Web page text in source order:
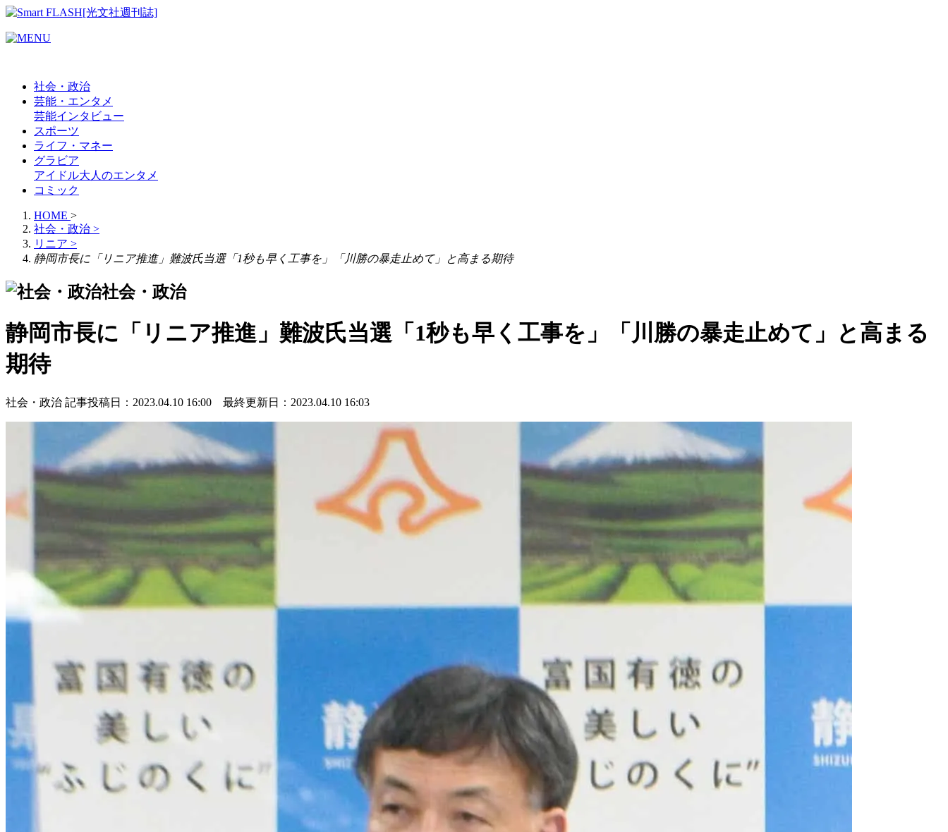
社会・政治
芸能・エンタメ
芸能インタビュー
スポーツ
ライフ・マネー
グラビア
アイドル大人のエンタメ
コミック
HOME >
社会・政治 >
リニア >
静岡市長に「リニア推進」難波氏当選「1秒も早く工事を」「川勝の暴走止めて」と高まる期待
社会・政治
静岡市長に「リニア推進」難波氏当選「1秒も早く工事を」「川勝の暴走止めて」と高まる
期待
社会・政治 記事投稿日：2023.04.10 16:00 最終更新日：2023.04.10 16:03